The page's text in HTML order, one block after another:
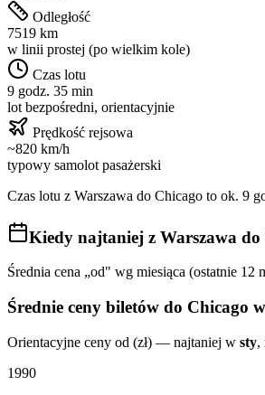
Odległość
7519 km
w linii prostej (po wielkim kole)
Czas lotu
9 godz. 35 min
lot bezpośredni, orientacyjnie
Prędkość rejsowa
~820 km/h
typowy samolot pasażerski
Czas lotu z Warszawa do Chicago to ok. 9
Kiedy najtaniej z Warszawa
Średnia cena „od" wg miesiąca (ostatnie 12
Średnie ceny biletów do Chicago
Orientacyjne ceny od (zł) — najtaniej w sty,
1990